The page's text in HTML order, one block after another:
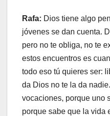
Rafa: Dios tiene algo
jóvenes se dan cuenta.
pero no te obliga, no te
estos encuentros es
todo eso tú quieres ser:
da Dios no te la da
vocaciones, porque uno
porque sabe que la vida